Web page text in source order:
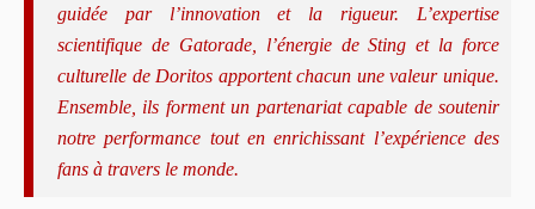
guidée par l’innovation et la rigueur. L’expertise
scientifique de Gatorade, l’énergie de Sting et la force
culturelle de Doritos apportent chacun une valeur unique.
Ensemble, ils forment un partenariat capable de soutenir
notre performance tout en enrichissant l’expérience des
fans à travers le monde.